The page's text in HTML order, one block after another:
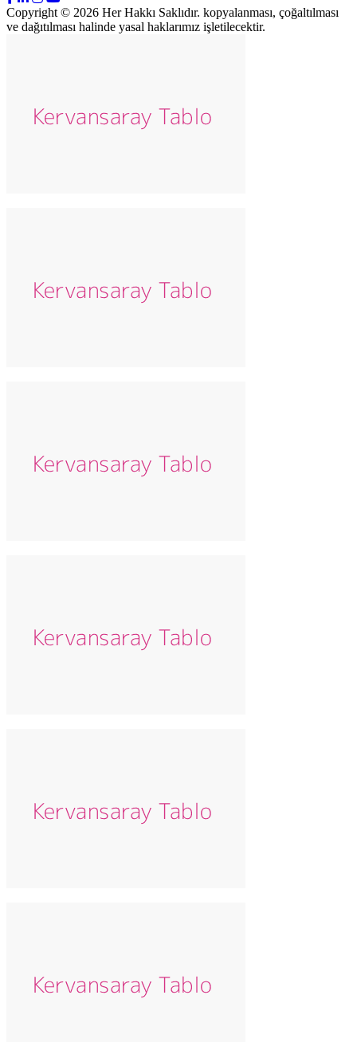
Copyright © 2026 Her Hakkı Saklıdır. kopyalanması, çoğaltılması
ve dağıtılması halinde yasal haklarımız işletilecektir.